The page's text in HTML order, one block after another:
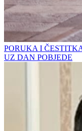
PORUKA I
UZ DAN POBJEDE